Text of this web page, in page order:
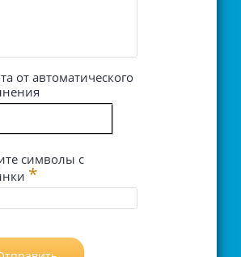
от автоматического
символы с
*